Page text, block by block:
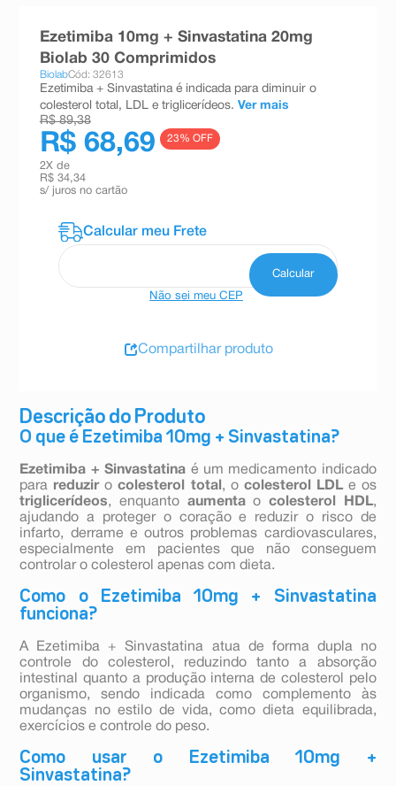
Descrição do Produto
O que é Ezetimiba 10mg + Sinvastatina?
Ezetimiba + Sinvastatina é um medicamento indicado
para reduzirocolesterol total , o colesterol LDLe os
triglicerídeos, enquanto aumentao colesterol HDL,
ajudando a proteger o coração e reduzir o risco de
infarto, derrame e outros problemas cardiovasculares,
especialmente em pacientes que não conseguem
controlar o colesterol apenas com dieta.
Como o Ezetimiba 10mg + Sinvastatina
funciona?
A Ezetimiba + Sinvastatina atua de forma dupla no
controle do colesterol, reduzindo tanto a absorção
intestinal quanto a produção interna de colesterol pelo
organismo, sendo indicada como complemento às
mudanças no estilo de vida, como dieta equilibrada,
exercícios e controle do peso.
Como usar o Ezetimiba 10mg +
Sinvastatina?
Ezetimiba 10mg + Sinvastatina 20mg
Biolab 30 Comprimidos
BiolabCód: 32613
Ezetimiba + Sinvastatina é indicada para diminuir o
colesterol total, LDL e triglicerídeos. Ver mais
R$ 89,38
R$ 68,69 23% OFF
2X de
R$ 34,34
s/ juros no cartão
Não sei meu CEP
Compartilhar produto
absorvente
10ºshampoo